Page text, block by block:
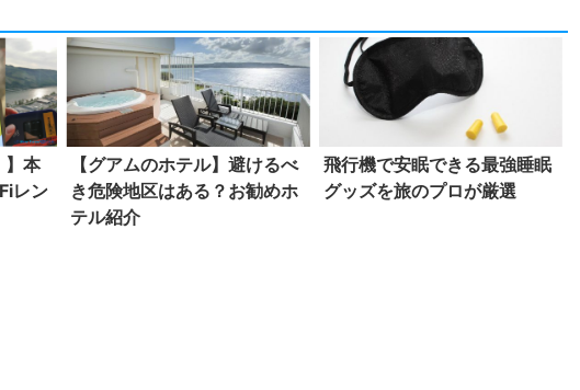
】本
レン
【グアムのホテル】避けるべ
き危険地区はある？お勧めホ
テル紹介
飛行機で安眠できる最強睡眠
グッズを旅のプロが厳選